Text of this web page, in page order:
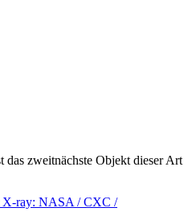
das zweitnächste Objekt dieser Art